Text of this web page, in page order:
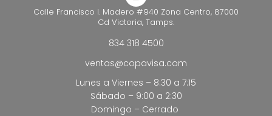
Calle Francisco I. Madero #940 Zona Centro, 87000
Cd Victoria, Tamps.
834 318 4500
ventas@copavisa.com
Lunes a Viernes – 8:30 a 7:15
Sábado – 9:00 a 2:30
Domingo – Cerrado